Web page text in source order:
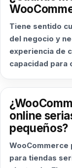
Tiene sentido
del negocio y
experiencia de
capacidad para
online
pequeños?
WooCommerce
para tiendas